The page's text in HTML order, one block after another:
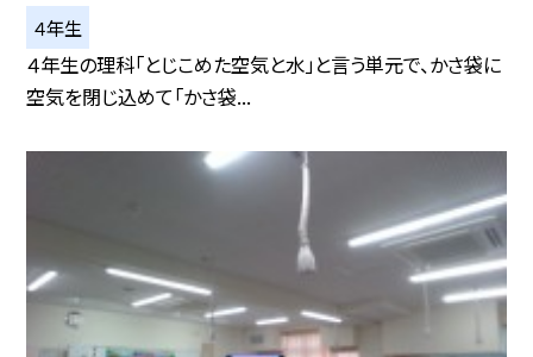
４年生
４年生の理科「とじこめた空気と水」と言う単元で、かさ袋に
空気を閉じ込めて「かさ袋...